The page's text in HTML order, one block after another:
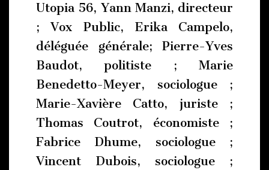
Utopia 56, Yann Manzi, directeur
; Vox Public, Erika Campelo,
déléguée générale; Pierre-Yves
Baudot, politiste ; Marie
Benedetto-Meyer, sociologue ;
Marie-Xavière Catto, juriste ;
Thomas Coutrot, économiste ;
Fabrice Dhume, sociologue ;
Vincent Dubois, sociologue ;